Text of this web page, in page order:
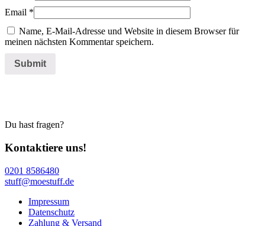
Email *
Name, E-Mail-Adresse und Website in diesem Browser für
meinen nächsten Kommentar speichern.
Du hast fragen?
Kontaktiere uns!
0201 8586480
stuff@moestuff.de
Impressum
Datenschutz
Zahlung & Versand